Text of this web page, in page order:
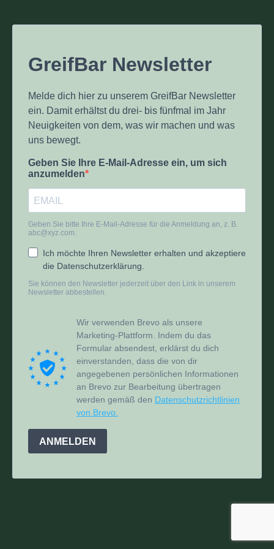
GreifBar Newsletter
Melde dich hier zu unserem GreifBar Newsletter
ein. Damit erhältst du drei- bis fünfmal im Jahr
Neuigkeiten von dem, was wir machen und was
uns bewegt.
Geben Sie Ihre E-Mail-Adresse ein, um sich
anzumelden
Geben Sie bitte Ihre E-Mail-Adresse für die Anmeldung an, z. B.
abc@xyz.com.
Ich möchte Ihren Newsletter erhalten und akzeptiere
die Datenschutzerklärung.
Sie können den Newsletter jederzeit über den Link in unserem
Newsletter abbestellen.
Wir verwenden Brevo als unsere
Marketing-Plattform. Indem du das
Formular absendest, erklärst du dich
einverstanden, dass die von dir
angegebenen persönlichen Informationen
an Brevo zur Bearbeitung übertragen
werden gemäß den Datenschutzrichtlinien
von Brevo.
ANMELDEN